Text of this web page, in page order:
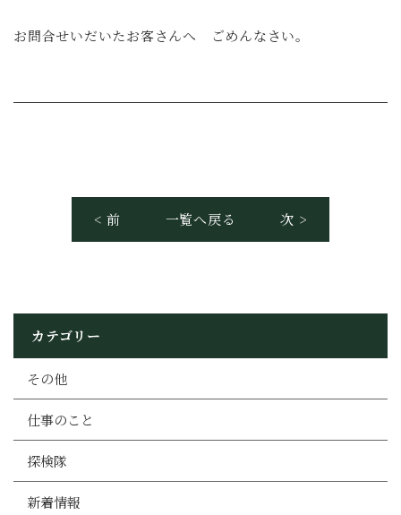
お問合せいだいたお客さんへ ごめんなさい。
< 前 一覧へ戻る 次 >
カテゴリー
その他
仕事のこと
探検隊
新着情報